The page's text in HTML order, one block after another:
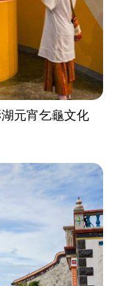
元宵乞龜文化